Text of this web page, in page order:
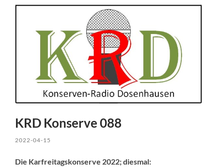
KRD Konserve 088
2022-04-15
Die Karfreitagskonserve 2022; diesmal: